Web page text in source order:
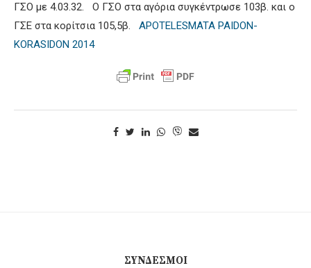
ΓΣΟ με 4.03.32. Ο ΓΣΟ στα αγόρια συγκέντρωσε 103β. και ο
ΓΣΕ στα κορίτσια 105,5β. APOTELESMATA PAIDON-
KORASIDON 2014
ΣΎΝΔΕΣΜΟΙ